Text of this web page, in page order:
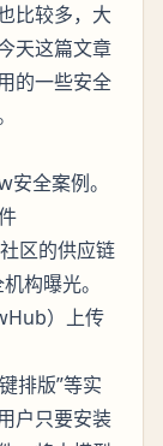
比较多，大
天这篇文章
的一些安全
全案例。
区的供应链
构曝光。
）上传
排版”等实
户只要安装